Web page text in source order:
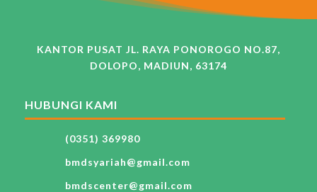
KANTOR PUSAT JL. RAYA PONOROGO NO.87,
DOLOPO, MADIUN, 63174
HUBUNGI KAMI
(0351) 369980
bmdsyariah@gmail.com
bmdscenter@gmail.com